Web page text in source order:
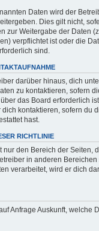
Daten wird der
Dies gilt nicht,
zur Weitergabe der Daten
verpflichtet ist oder die
sind.
darüber hinaus, dich
zu kontaktieren, sofern
das Board erforderlich
kontaktieren, sofern du
hast.
RICHTLINIE
nur den Bereich der Seiten,
in anderen
verarbeitet, wird er dich
Anfrage Auskunft, welche